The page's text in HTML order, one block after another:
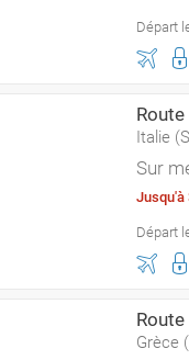
Départ
Italie
Sur
Jusqu'à
Départ
Grèce